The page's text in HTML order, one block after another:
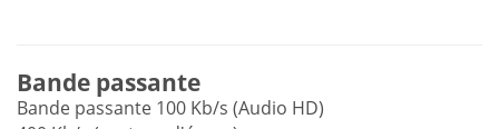
Bande passante
Bande passante 100 Kb/s (Audio HD)